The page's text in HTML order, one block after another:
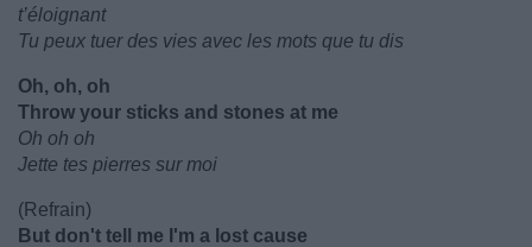
t’éloignant
Tu peux tuer des vies avec les mots que tu dis
Oh, oh, oh
Throw your sticks and stones at me
Oh oh oh
Jette tes pierres sur moi
(Refrain)
But don't tell me I'm a lost cause